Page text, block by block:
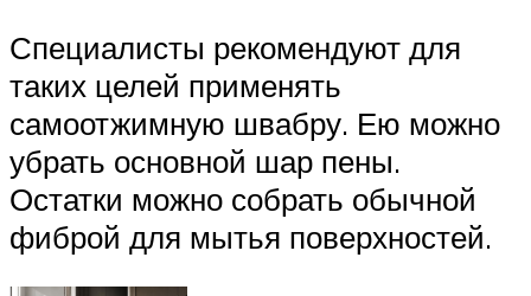
Специалисты рекомендуют для
таких целей применять
самоотжимную швабру. Ею можно
убрать основной шар пены.
Остатки можно собрать обычной
фиброй для мытья поверхностей.